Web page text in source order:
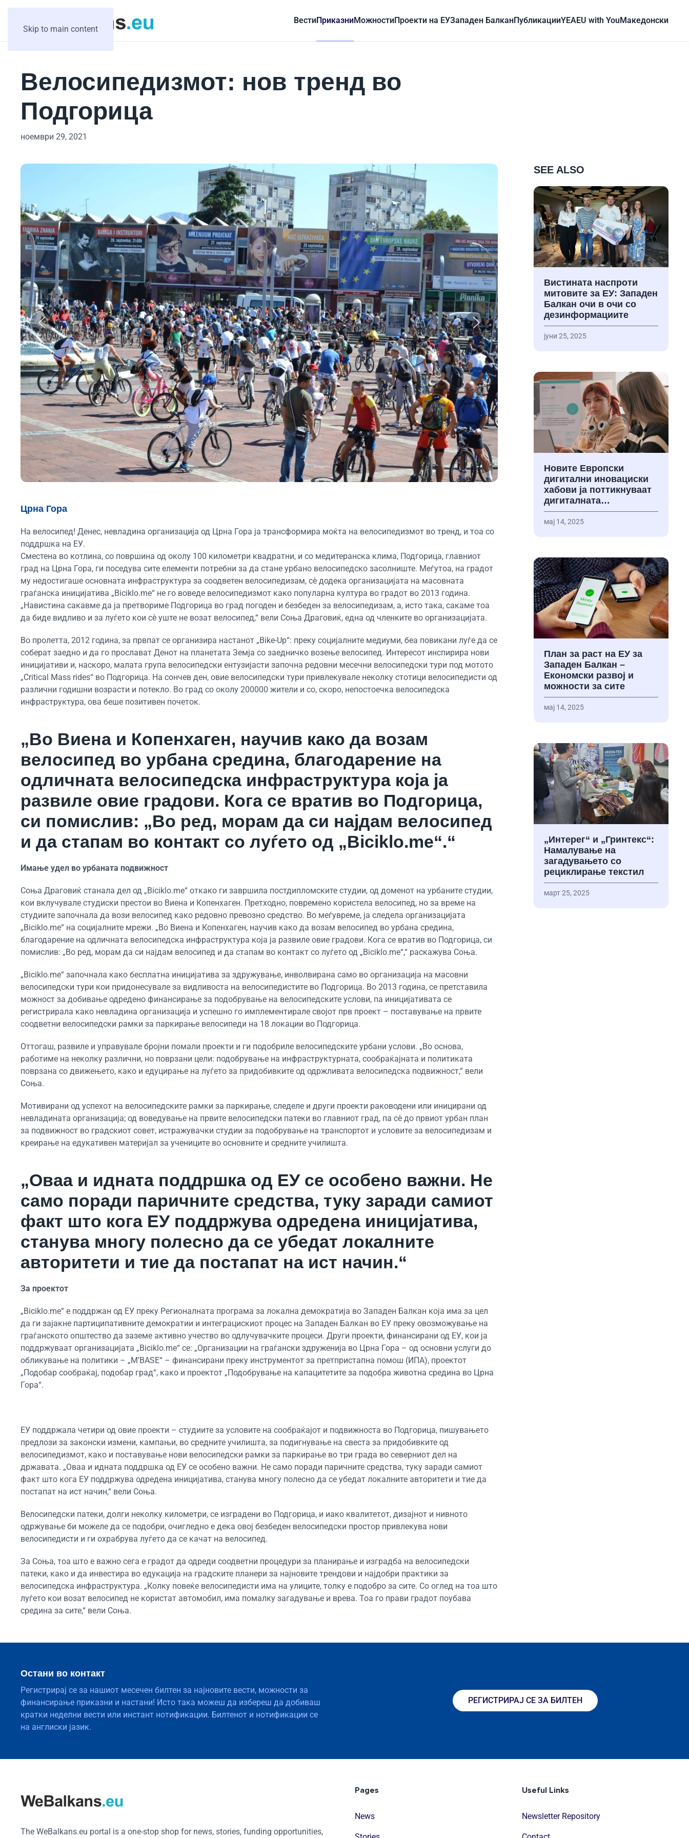
Skip to main content
ВестиПриказниМожностиПроекти на ЕУЗападен БалканПубликацииYEAEU with YouMакедонски
Велосипедизмот: нов тренд во
Подгорица
ноември 29, 2021
Црна Гора
На велосипед! Денес, невладина организација од Црна Гора ја трансформира моќта на велосипедизмот во тренд, и тоа со
поддршка на ЕУ.
Сместена во котлина, со површина од околу 100 километри квадратни, и со медитеранска клима, Подгорица, главниот
град на Црна Гора, ги поседува сите елементи потребни за да стане урбано велосипедско засолниште. Меѓутоа, на градот
му недостигаше основната инфраструктура за соодветен велосипедизам, сè додека организацијата на масовната
граѓанска иницијатива „Biciklo.me“ не го воведе велосипедизмот како популарна култура во градот во 2013 година.
„Навистина сакавме да ја претвориме Подгорица во град погоден и безбеден за велосипедизам, а, исто така, сакаме тоа
да биде видливо и за луѓето кои сè уште не возат велосипед,“ вели Соња Драговиќ, една од членките во организацијата.
Во пролетта, 2012 година, за првпат се организира настанот „Bike-Up“: преку социјалните медиуми, беа повикани луѓе да се
соберат заедно и да го прослават Денот на планетата Земја со заедничко возење велосипед. Интересот инспирира нови
иницијативи и, наскоро, малата група велосипедски ентузијасти започна редовни месечни велосипедски тури под мотото
„Critical Mass rides“ во Подгорица. На сончев ден, овие велосипедски тури привлекувале неколку стотици велосипедисти од
различни годишни возрасти и потекло. Во град со околу 200000 жители и со, скоро, непостоечка велосипедска
инфраструктура, ова беше позитивен почеток.
„Во Виена и Копенхаген, научив како да возам
велосипед во урбана средина, благодарение на
одличната велосипедска инфраструктура која ја
развиле овие градови. Кога се вратив во Подгорица,
си помислив: „Во ред, морам да си најдам велосипед
и да стапам во контакт со луѓето од „Biciklo.me“.“
Имање удел во урбаната подвижност
Соња Драговиќ станала дел од „Biciklo.me“ откако ги завршила постдипломските студии, од доменот на урбаните студии,
кои вклучувале студиски престои во Виена и Копенхаген. Претходно, повремено користела велосипед, но за време на
студиите започнала да вози велосипед како редовно превозно средство. Во меѓувреме, ја следела организацијата
„Biciklo.me“ на социјалните мрежи. „Во Виена и Копенхаген, научив како да возам велосипед во урбана средина,
благодарение на одличната велосипедска инфраструктура која ја развиле овие градови. Кога се вратив во Подгорица, си
помислив: „Во ред, морам да си најдам велосипед и да стапам во контакт со луѓето од „Biciklo.me“,“ раскажува Соња.
„Biciklo.me“ започнала како бесплатна иницијатива за здружување, инволвирана само во организација на масовни
велосипедски тури кои придонесувале за видливоста на велосипедистите во Подгорица. Во 2013 година, се претставила
можност за добивање одредено финансирање за подобрување на велосипедските услови, па иницијативата се
регистрирала како невладина организација и успешно го имплементирале својот прв проект – поставување на првите
соодветни велосипедски рамки за паркирање велосипеди на 18 локации во Подгорица.
Оттогаш, развиле и управувале бројни помали проекти и ги подобриле велосипедските урбани услови. „Во основа,
работиме на неколку различни, но поврзани цели: подобрување на инфраструктурната, сообраќајната и политиката
поврзана со движењето, како и едуцирање на луѓето за придобивките од одржливата велосипедска подвижност,“ вели
Соња.
Мотивирани од успехот на велосипедските рамки за паркирање, следеле и други проекти раководени или иницирани од
невладината организација; од воведување на првите велосипедски патеки во главниот град, па сè до првиот урбан план
за подвижност во градскиот совет, истражувачки студии за подобрување на транспортот и условите за велосипедизам и
креирање на едукативен материјал за учениците во основните и средните училишта.
„Оваа и идната поддршка од ЕУ се особено важни. Не
само поради паричните средства, туку заради самиот
факт што кога ЕУ поддржува одредена иницијатива,
станува многу полесно да се убедат локалните
авторитети и тие да постапат на ист начин.“
За проектот
„Biciklo.me“ е поддржан од ЕУ преку Регионалната програма за локална демократија во Западен Балкан која има за цел
да ги зајакне партиципативните демократии и интеграцискиот процес на Западен Балкан во ЕУ преку овозможување на
граѓанското општество да заземе активно учество во одлучувачките процеси. Други проекти, финансирани од ЕУ, кои ја
поддржуваат организацијата „Biciklo.me“ се: „Организации на граѓански здруженија во Црна Гора – од основни услуги до
обликување на политики – „M’BASE“ – финансирани преку инструментот за претпристапна помош (ИПА), проектот
„Подобар сообраќај, подобар град“, како и проектот „Подобрување на капацитетите за подобра животна средина во Црна
Гора“.
ЕУ поддржала четири од овие проекти – студиите за условите на сообраќајот и подвижноста во Подгорица, пишувањето
предлози за законски измени, кампањи, во средните училишта, за подигнување на свеста за придобивките од
велосипедизмот, како и поставување нови велосипедски рамки за паркирање во три града во северниот дел на
државата. „Оваа и идната поддршка од ЕУ се особено важни. Не само поради паричните средства, туку заради самиот
факт што кога ЕУ поддржува одредена иницијатива, станува многу полесно да се убедат локалните авторитети и тие да
постапат на ист начин,“ вели Соња.
Велосипедски патеки, долги неколку километри, се изградени во Подгорица, и иако квалитетот, дизајнот и нивното
одржување би можеле да се подобри, очигледно е дека овој безбеден велосипедски простор привлекува нови
велосипедисти и ги охрабрува луѓето да се качат на велосипед.
За Соња, тоа што е важно сега е градот да одреди соодветни процедури за планирање и изградба на велосипедски
патеки, како и да инвестира во едукација на градските планери за најновите трендови и најдобри практики за
велосипедска инфраструктура. „Колку повеќе велосипедисти има на улиците, толку е подобро за сите. Со оглед на тоа што
луѓето кои возат велосипед не користат автомобил, има помалку загадување и врева. Тоа го прави градот поубава
средина за сите,“ вели Соња.
SEE ALSO
Вистината наспроти
митовите за ЕУ: Западен
Балкан очи в очи со
дезинформациите
јуни 25, 2025
Новите Европски
дигитални иновациски
хабови ја поттикнуваат
дигиталната…
мај 14, 2025
План за раст на ЕУ за
Западен Балкан –
Економски развој и
можности за сите
мај 14, 2025
„Интерег“ и „Гринтекс“:
Намалување на
загадувањето со
рециклирање текстил
март 25, 2025
Остани во контакт
Регистрирај се за нашиот месечен билтен за најновите вести, можности за
финансирање приказни и настани! Исто така можеш да избереш да добиваш
кратки неделни вести или инстант нотификации. Билтенот и нотификации се
на англиски јазик.
РЕГИСТРИРАЈ СЕ ЗА БИЛТЕН
The WeBalkans.eu portal is a one-stop shop for news, stories, funding opportunities,
Pages
News
Useful Links
Newsletter Repository